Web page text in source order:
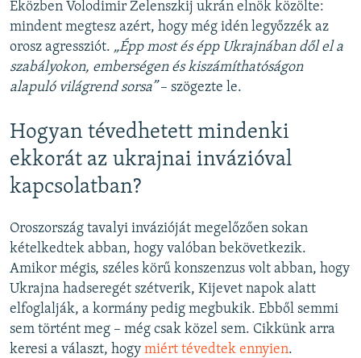
Eközben Volodimir Zelenszkij ukrán elnök közölte:
mindent megtesz azért, hogy még idén legyőzzék az
orosz agressziót. „Épp most és épp Ukrajnában dől el a
szabályokon, emberségen és kiszámíthatóságon
alapuló világrend sorsa”– szögezte le.
Hogyan tévedhetett mindenki
ekkorát az ukrajnai invázióval
kapcsolatban?
Oroszország tavalyi invázióját megelőzően sokan
kételkedtek abban, hogy valóban bekövetkezik.
Amikor mégis, széles körű konszenzus volt abban, hogy
Ukrajna hadseregét szétverik, Kijevet napok alatt
elfoglalják, a kormány pedig megbukik. Ebből semmi
sem történt meg – még csak közel sem. Cikkünk arra
keresi a választ, hogy miért tévedtek ennyien.